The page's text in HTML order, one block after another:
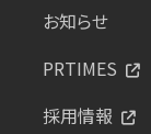
お知らせ
PRTIMES
採用情報